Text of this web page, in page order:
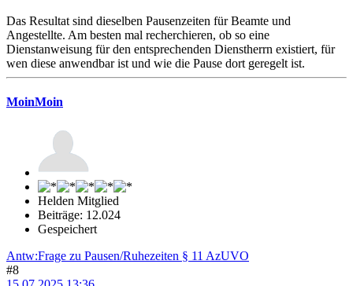
Das Resultat sind dieselben Pausenzeiten für Beamte und
Angestellte. Am besten mal recherchieren, ob so eine
Dienstanweisung für den entsprechenden Dienstherrn existiert, für
wen diese anwendbar ist und wie die Pause dort geregelt ist.
MoinMoin
Helden Mitglied
Beiträge: 12.024
Gespeichert
Antw:Frage zu Pausen/Ruhezeiten § 11 AzUVO
#8